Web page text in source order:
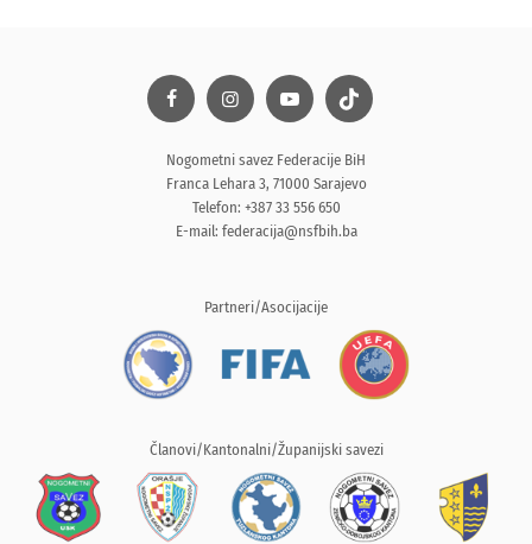
Nogometni savez Federacije BiH
Franca Lehara 3, 71000 Sarajevo
Telefon: +387 33 556 650
E-mail: federacija@nsfbih.ba
Partneri/Asocijacije
Članovi/Kantonalni/Županijski savezi